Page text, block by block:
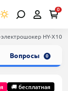
0
электрошокер HY-X10
Вопросы 0
🚚 бесплатная